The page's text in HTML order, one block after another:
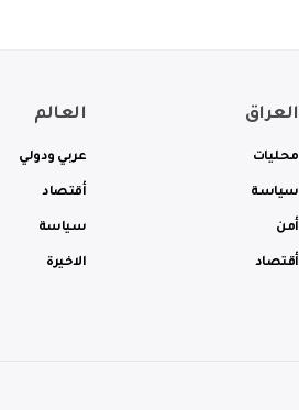
العراق
محليات
سياسة
أمن
أقتصاد
العالم
عربي ودولي
أقتصاد
سياسة
الاخيرة